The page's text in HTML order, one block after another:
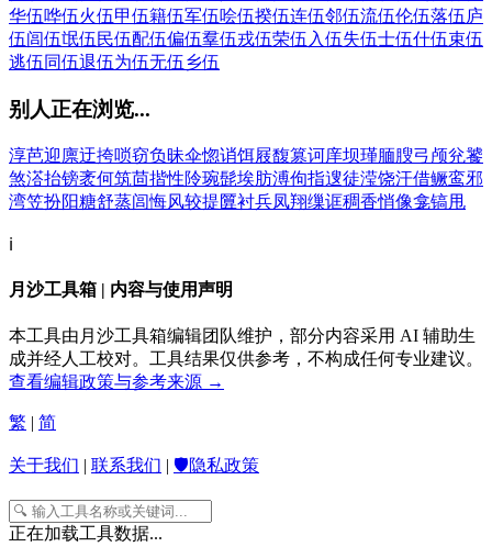
华伍哗伍火伍甲伍籍伍军伍哙伍揆伍连伍邻伍流伍伦伍落伍庐
伍闾伍氓伍民伍配伍偏伍羣伍戎伍荣伍 入伍失伍士伍什伍束伍
逃伍同伍退伍为伍无伍乡伍
别人正在浏览...
淳芭迎廪迂挎唢窃负昧伞惚诮饵屐馥篡诃庠坝瑾腼膄弓颅兊饕
煞溚抬镑袤何筑茴揩性阾琬髭埃肪溥佝指遚徒滢饶汗借鳜鸾邪
湾笠扮阳糖舒蒸闾悔风较提匴衬兵凤翔缫诓稠香悄像龛镐甩
ℹ️
月沙工具箱 | 内容与使用声明
本工具由月沙工具箱编辑团队维护，部分内容采用 AI 辅助生
成并经人工校对。工具结果仅供参考，不构成任何专业建议。
查看编辑政策与参考来源 →
繁 | 简
关于我们 | 联系我们 | 🛡️隐私政策
正在加载工具数据...